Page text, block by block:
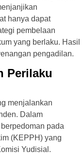
hanya dapat
pembelaan
yang berlaku. Hasil
pengadilan.
Perilaku
menjalankan
Dalam
pada
(KEPPH) yang
Yudisial.